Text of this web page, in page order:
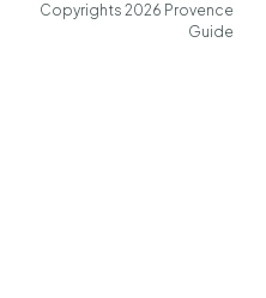
Copyrights 2026 Provence
Guide